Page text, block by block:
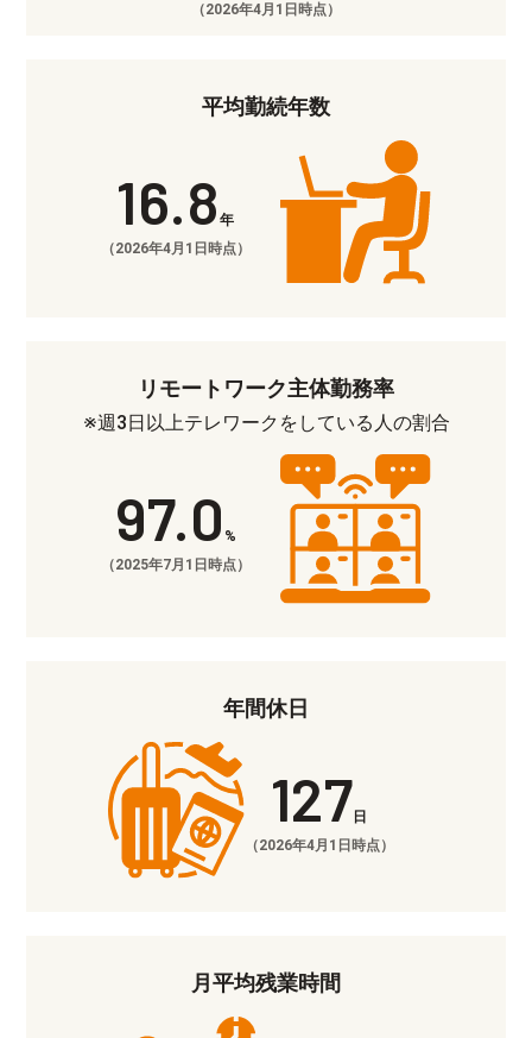
（2026年4月1日時点）
平均勤続年数
16.8 年
（2026年4月1日時点）
リモートワーク主体勤務率
※週3日以上テレワークをしている人の割合
97.0 %
（2025年7月1日時点）
年間休日
127 日
（2026年4月1日時点）
月平均残業時間